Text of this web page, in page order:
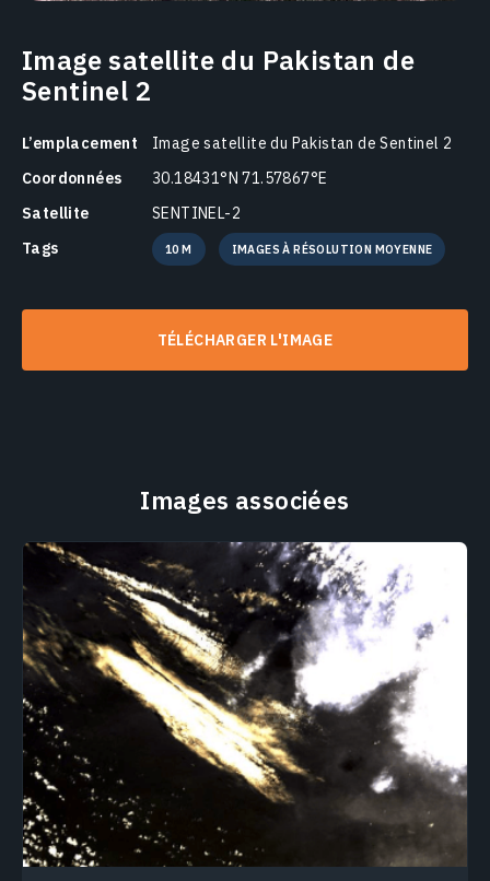
Image satellite du Pakistan de
Sentinel 2
L’emplacement
Image satellite du Pakistan de Sentinel 2
Coordonnées
30.18431°N 71.57867°E
Satellite
SENTINEL-2
Tags
10 M IMAGES À RÉSOLUTION MOYENNE
TÉLÉCHARGER L'IMAGE
Images associées